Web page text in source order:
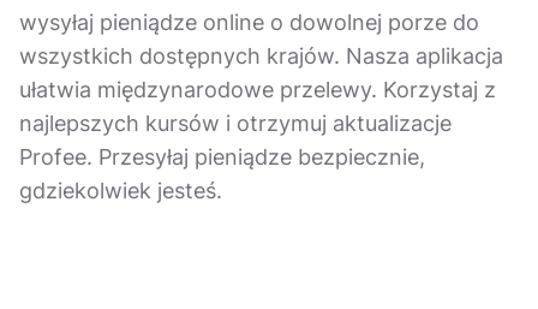
wysyłaj pieniądze online o dowolnej porze do
wszystkich dostępnych krajów. Nasza aplikacja
ułatwia międzynarodowe przelewy. Korzystaj z
najlepszych kursów i otrzymuj aktualizacje
Profee. Przesyłaj pieniądze bezpiecznie,
gdziekolwiek jesteś.